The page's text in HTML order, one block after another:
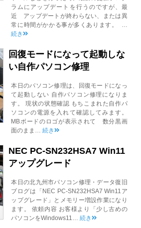
ラムにアップデートを行うのですが、最
近 アップデートが終わらない、または異
常に時間がかかる事が多くあります。 …
続き
回復モードになって起動しな
い自作パソコン修理
本日のパソコン修理は、回復モードになっ
て起動しない 自作パソコン修理になりま
す。 現状の状態確認 もちこまれた自作パ
ソコンの電源を入れて確認してみます。
MBボードのロゴが表示されて 数分黒画
面のまま…続き
NEC PC-SN232HSA7 Win11
アップグレード
本日の北九州市パソコン修理・データ復旧
ブログは「NEC PC-SN232HSA7 Win11ア
ップグレード」とメモリー増設作業になり
ます。 依頼内容 お客様より「少し古めの
パソコンをWindows11…続き